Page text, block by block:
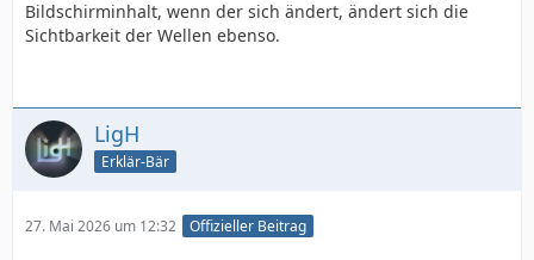
Bildschirminhalt, wenn der sich ändert, ändert sich die
Sichtbarkeit der Wellen ebenso.
LigH
Erklär-Bär
27. Mai 2026 um 12:32 Offizieller Beitrag